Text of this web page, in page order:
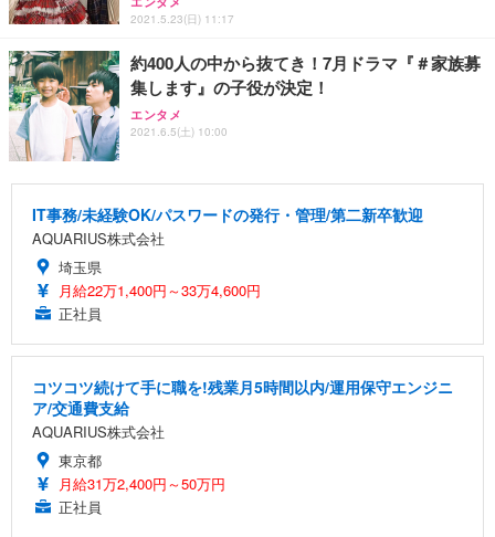
2021.5.23(日) 11:17
約400人の中から抜てき！7月ドラマ『＃家族募
集します』の子役が決定！
エンタメ
2021.6.5(土) 10:00
IT事務/未経験OK/パスワードの発行・管理/第二新卒歓迎
AQUARIUS株式会社
埼玉県
月給22万1,400円～33万4,600円
正社員
コツコツ続けて手に職を!残業月5時間以内/運用保守エンジニ
ア/交通費支給
AQUARIUS株式会社
東京都
月給31万2,400円～50万円
正社員